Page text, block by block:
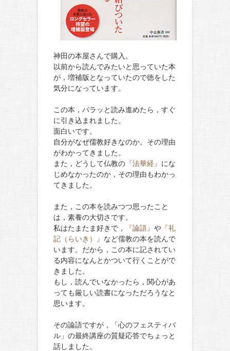
神田の本屋さんで購入。
以前から読んでみたいと思っていた本
が，増補版となっていたので徳をした
気分になっています。
この本，パラッと読み進めたら，すぐ
に引き込まれました。
面白いです。
自分がなぜ儒教好きなのか。その理由
がわかってきました。
また，どうして仏教の 『法華経』 にな
じめなかったのか，その理由もわかっ
てきました。
また，この本を読みつつ思ったこと
は，素養の大切さです。
私はたまたま好きで，
『論語』 や 『礼
記（らいき）』 など儒教の本を読んで
います。だから，この本に記されてい
る内容になんとかついて行くことがで
きました。
もし，読んでいなかったら，関心があ
っても厳しい読書になっただろうなと
思います。
その論語ですが，「心のフェスティバ
ル」の最終講座の質疑応答でちょっと
話しました。